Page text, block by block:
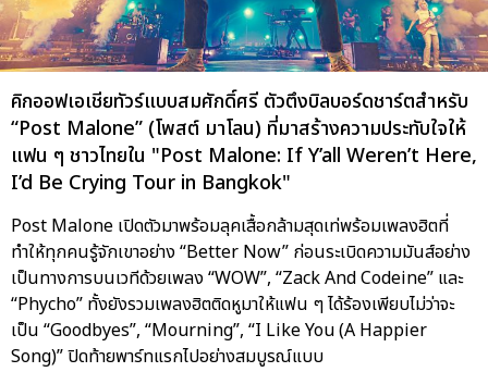
คิกออฟเอเชียทัวร์แบบสมศักดิ์ศรี ตัวตึงบิลบอร์ดชาร์ตสำหรับ
“Post Malone” (โพสต์ มาโลน) ที่มาสร้างความประทับใจให้
แฟน ๆ ชาวไทยใน "Post Malone: If Y’all Weren’t Here,
I’d Be Crying Tour in Bangkok"
Post Malone เปิดตัวมาพร้อมลุคเสื้อกล้ามสุดเท่พร้อมเพลงฮิตที่
ทำให้ทุกคนรู้จักเขาอย่าง “Better Now” ก่อนระเบิดความมันส์อย่าง
เป็นทางการบนเวทีด้วยเพลง “WOW”, “Zack And Codeine” และ
“Phycho” ทั้งยังรวมเพลงฮิตติดหูมาให้แฟน ๆ ได้ร้องเพียบไม่ว่าจะ
เป็น “Goodbyes”, “Mourning”, “I Like You (A Happier
Song)” ปิดท้ายพาร์ทแรกไปอย่างสมบูรณ์แบบ